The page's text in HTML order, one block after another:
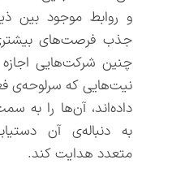
و روابط موجود بین
جذب فرصت‌های
چنین شرکت‌هایی
نیت‌هایی که سرلوحه‌ی
داده‌اند، آن‌ها را به
به دنباله‌ی آن
متعدد هدایت کند.